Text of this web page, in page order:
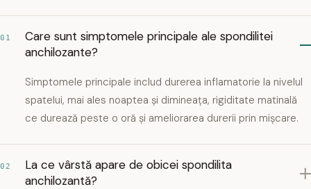
01
Care sunt simptomele principale ale spondilitei
anchilozante?
Simptomele principale includ durerea inflamatorie la nivelul
spatelui, mai ales noaptea și dimineața, rigiditate matinală
ce durează peste o oră și ameliorarea durerii prin mișcare.
02
La ce vârstă apare de obicei spondilita
anchilozantă?